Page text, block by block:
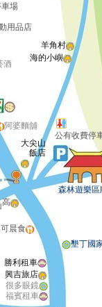
場
酒
阿婆麵舖
公有收費停
大尖山
飯店
森林遊樂區
勝利租車
晨食
墾丁國
羊角村
海的小嶼
福賓租車
用品店
很多眼鏡
興吉旅店
高